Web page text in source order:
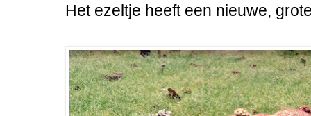
Het ezeltje heeft een nieuwe,